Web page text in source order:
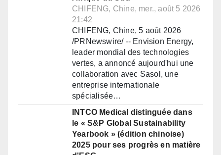
CHIFENG, Chine, mer., août 5 2026
21:42
CHIFENG, Chine, 5 août 2026
/PRNewswire/ -- Envision Energy,
leader mondial des technologies
vertes, a annoncé aujourd'hui une
collaboration avec Sasol, une
entreprise internationale
spécialisée…
INTCO Medical distinguée dans
le « S&P Global Sustainability
Yearbook » (édition chinoise)
2025 pour ses progrès en matière